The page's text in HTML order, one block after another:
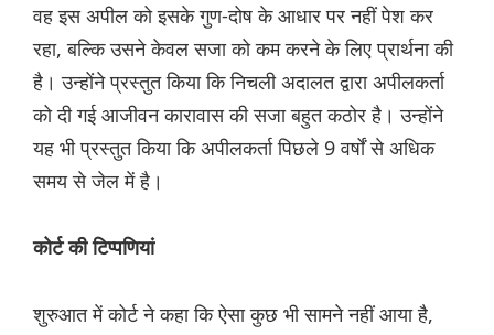
वह इस अपील को इसके गुण-दोष के आधार पर नहीं पेश कर
रहा, बल्कि उसने केवल सजा को कम करने के लिए प्रार्थना की
है। उन्होंने प्रस्तुत किया कि निचली अदालत द्वारा अपीलकर्ता
को दी गई आजीवन कारावास की सजा बहुत कठोर है। उन्होंने
यह भी प्रस्तुत किया कि अपीलकर्ता पिछले 9 वर्षों से अधिक
समय से जेल में है।
कोर्ट की टिप्पणियां
शुरुआत में कोर्ट ने कहा कि ऐसा कुछ भी सामने नहीं आया है,